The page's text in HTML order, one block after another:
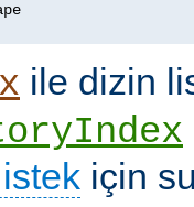
ile dizin
için